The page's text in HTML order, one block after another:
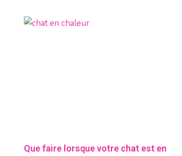
Que faire lorsque votre chat est en